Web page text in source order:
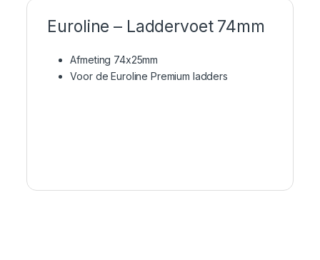
Euroline – Laddervoet 74mm
Afmeting 74x25mm
Voor de Euroline Premium ladders